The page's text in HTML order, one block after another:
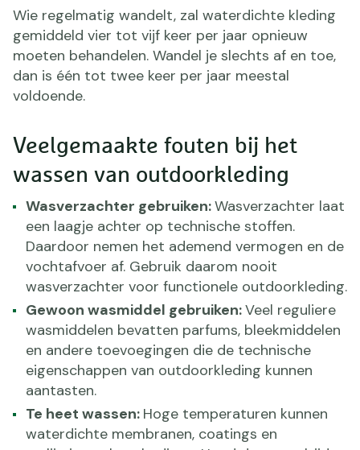
Wie regelmatig wandelt, zal waterdichte kleding
gemiddeld vier tot vijf keer per jaar opnieuw
moeten behandelen. Wandel je slechts af en toe,
dan is één tot twee keer per jaar meestal
voldoende.
Veelgemaakte fouten bij het
wassen van outdoorkleding
Wasverzachter gebruiken:Wasverzachter laat
een laagje achter op technische stoffen.
Daardoor nemen het ademend vermogen en de
vochtafvoer af. Gebruik daarom nooit
wasverzachter voor functionele outdoorkleding.
Gewoon wasmiddel gebruiken:Veel reguliere
wasmiddelen bevatten parfums, bleekmiddelen
en andere toevoegingen die de technische
eigenschappen van outdoorkleding kunnen
aantasten.
Te heet wassen: Hoge temperaturen kunnen
waterdichte membranen, coatings en